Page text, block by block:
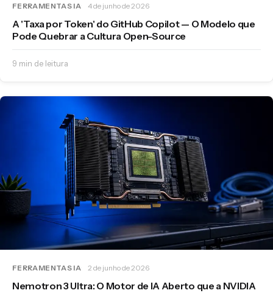
FERRAMENTAS IA 4 de junho de 2026
A 'Taxa por Token' do GitHub Copilot — O Modelo que
Pode Quebrar a Cultura Open-Source
9 min de leitura
FERRAMENTAS IA 2 de junho de 2026
Nemotron 3 Ultra: O Motor de IA Aberto que a NVIDIA